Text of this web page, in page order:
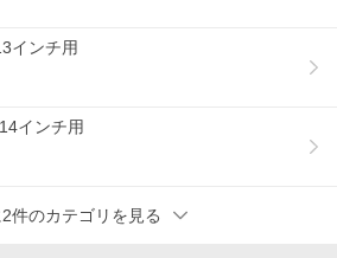
をテーマとした美しさと強さを共存さ
練されたデザイン。
ってもデバイスを衝撃から守ります。
インチ用
インチ用
件のカテゴリを見る